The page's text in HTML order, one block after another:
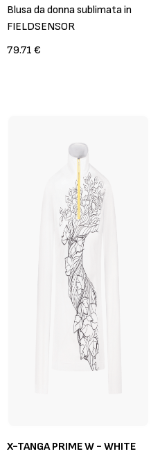
Blusa da donna sublimata in
FIELDSENSOR
79.71 €
X-TANGA PRIME W - WHITE